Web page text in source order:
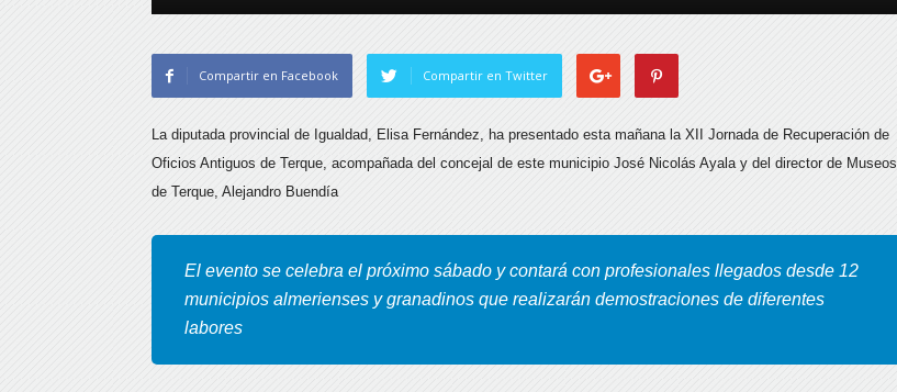
Compartir en Facebook Compartir en Twitter
La diputada provincial de Igualdad, Elisa Fernández, ha presentado esta mañana la XII Jornada de Recuperación de
Oficios Antiguos de Terque, acompañada del concejal de este municipio José Nicolás Ayala y del director de Museos
de Terque, Alejandro Buendía
El evento se celebra el próximo sábado y contará con profesionales llegados desde 12
municipios almerienses y granadinos que realizarán demostraciones de diferentes
labores